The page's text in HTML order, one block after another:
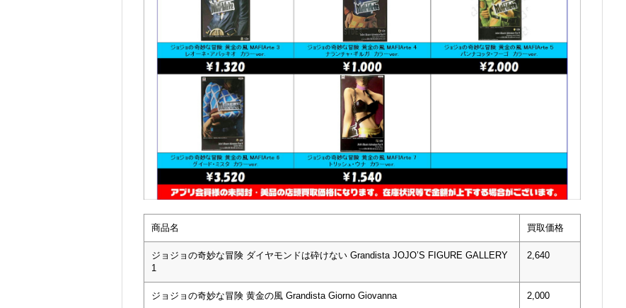
商品名 買取価格
ジョジョの奇妙な冒険 ダイヤモンドは砕けない Grandista JOJO’S FIGURE GALLERY
1
2,640
ジョジョの奇妙な冒険 黄金の風 Grandista Giorno Giovanna 2,000